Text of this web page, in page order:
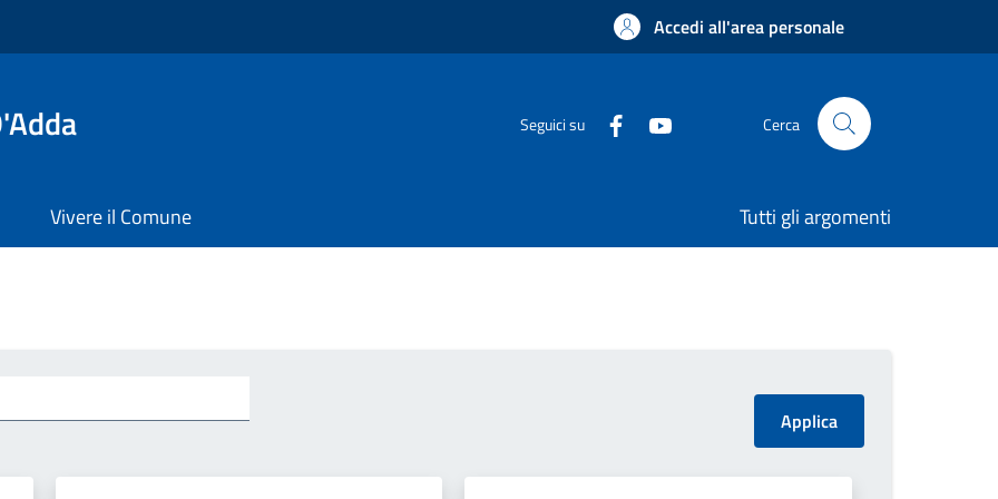
Accedi all'area personale
Seguici su Cerca
Vivere il Comune Tutti gli argomenti